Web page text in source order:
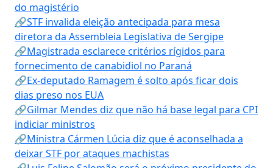
do magistério
🔗STF invalida eleição antecipada para mesa
diretora da Assembleia Legislativa de Sergipe
🔗Magistrada esclarece critérios rígidos para
fornecimento de canabidiol no Paraná
🔗Ex-deputado Ramagem é solto após ficar dois
dias preso nos EUA
🔗Gilmar Mendes diz que não há base legal para CPI
indiciar ministros
🔗Ministra Cármen Lúcia diz que é aconselhada a
deixar STF por ataques machistas